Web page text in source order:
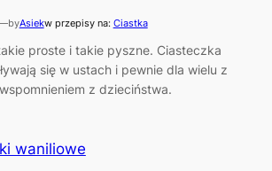
byAsiekw przepisy na: Ciastka
proste i takie pyszne. Ciasteczka
się w ustach i pewnie dla wielu z
z dzieciństwa.